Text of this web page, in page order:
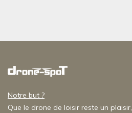
Notre but ?
Que le drone de loisir reste un plaisir,